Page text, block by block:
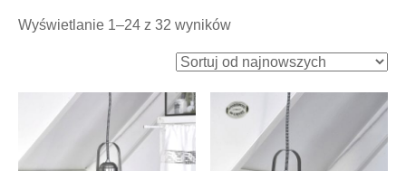
Wyświetlanie 1–24 z 32 wynikówPosortowane
według
najnowszych